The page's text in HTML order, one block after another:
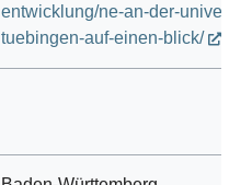
entwicklung/ne-an-der-
tuebingen-auf-einen-blick/